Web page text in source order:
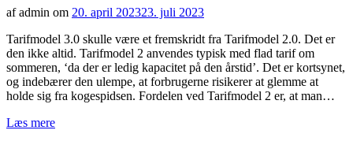
af admin om 20. april 202323. juli 2023
Tarifmodel 3.0 skulle være et fremskridt fra Tarifmodel 2.0. Det er
den ikke altid. Tarifmodel 2 anvendes typisk med flad tarif om
sommeren, ‘da der er ledig kapacitet på den årstid’. Det er kortsynet,
og indebærer den ulempe, at forbrugerne risikerer at glemme at
holde sig fra kogespidsen. Fordelen ved Tarifmodel 2 er, at man…
Læs mere